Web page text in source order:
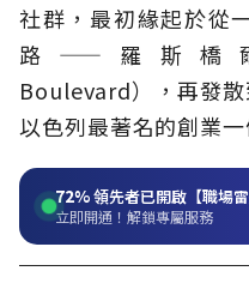
社群，最初緣起於從
路——羅斯橋
Boulevard），再發
以色列最著名的創業一
72%領先者已開啟【職場雷
立即開通！解鎖專屬服務